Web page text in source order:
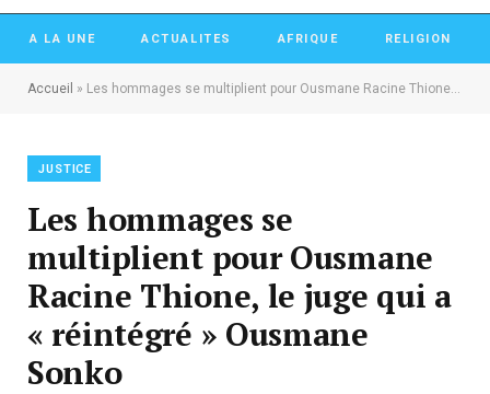
A LA UNE ACTUALITES AFRIQUE RELIGION
Accueil » Les hommages se multiplient pour Ousmane Racine Thione, le juge qui a « réintégré » Ousmane Sonko
JUSTICE
Les hommages se
multiplient pour Ousmane
Racine Thione, le juge qui a
« réintégré » Ousmane
Sonko